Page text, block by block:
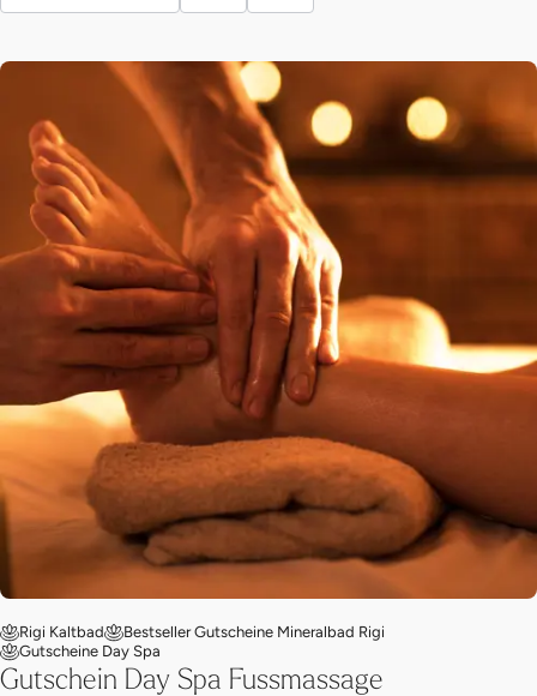
Rigi Kaltbad
Bestseller Gutscheine Mineralbad Rigi
Gutscheine Day Spa
Gutschein Day Spa Fussmassage